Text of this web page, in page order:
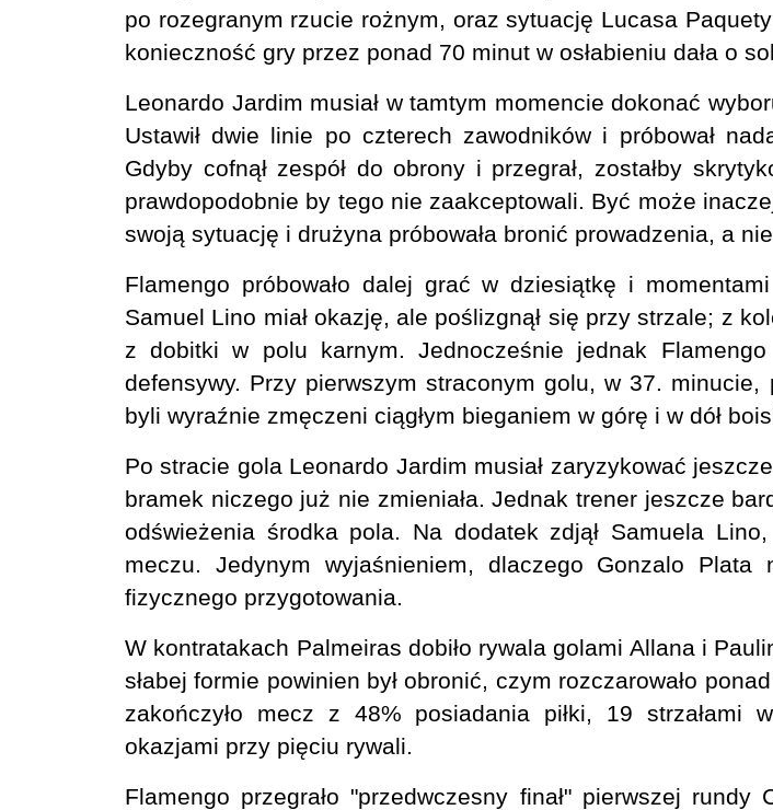
po rozegranym rzucie rożnym, oraz sytuację Lucasa
konieczność gry przez ponad 70 minut w osłabieniu dała o
Leonardo Jardim musiał w tamtym momencie dokonać
Ustawił dwie linie po czterech zawodników i próbował
Gdyby cofnął zespół do obrony i przegrał, zostałby
prawdopodobnie by tego nie zaakceptowali. Być może
swoją sytuację i drużyna próbowała bronić prowadzenia, a
Flamengo próbowało dalej grać w dziesiątkę i
Samuel Lino miał okazję, ale poślizgnął się przy strzale; z
z dobitki w polu karnym. Jednocześnie jednak
defensywy. Przy pierwszym straconym golu, w 37.
byli wyraźnie zmęczeni ciągłym bieganiem w górę i w dół
Po stracie gola Leonardo Jardim musiał zaryzykować
bramek niczego już nie zmieniała. Jednak trener jeszcze
odświeżenia środka pola. Na dodatek zdjął Samuela
meczu. Jedynym wyjaśnieniem, dlaczego Gonzalo
fizycznego przygotowania.
W kontratakach Palmeiras dobiło rywala golami Allana i
słabej formie powinien był obronić, czym rozczarowało
zakończyło mecz z 48% posiadania piłki, 19 strzałami
okazjami przy pięciu rywali.
Flamengo przegrało "przedwczesny finał" pierwszej